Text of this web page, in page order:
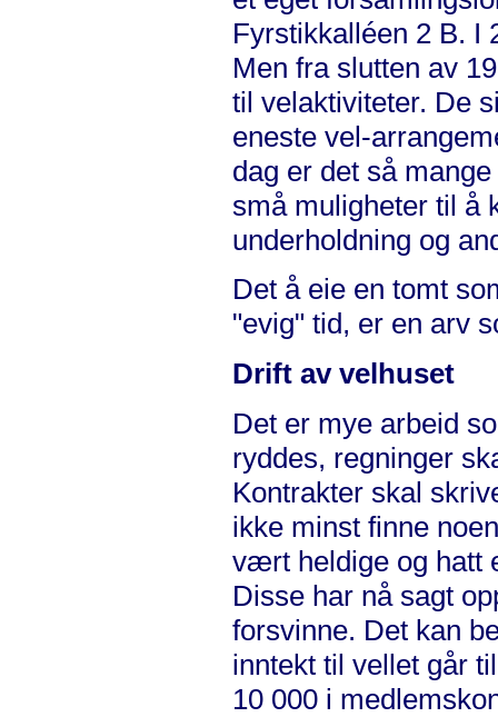
Fyrstikkalléen 2 B. I
Men fra slutten av
til velaktiviteter. De
eneste vel-
dag er det så
små muligheter til å
underholdning og
Det å eie en tomt
"evig" tid, er en arv
Drift av velhuset
Det er mye arbeid
ryddes, regninger
Kontrakter skal
ikke minst finne
vært heldige og hatt
Disse har nå sagt
forsvinne. Det kan
inntekt til vellet går
10 000 i